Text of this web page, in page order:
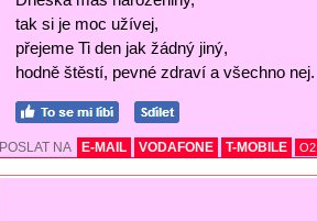
tak si je moc užívej,
přejeme Ti den jak žádný jiný,
hodně štěstí, pevné zdraví a všechno nej.
POSLAT NA E-MAIL VODAFONE T-MOBILE O2